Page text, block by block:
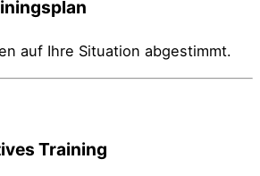
auf Ihre Situation abgestimmt.
Training